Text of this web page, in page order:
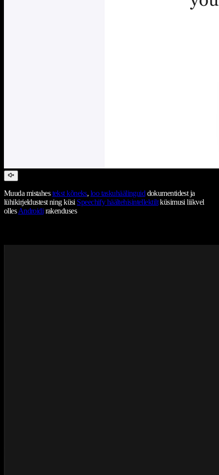
Muuda mistahestekst kõneks, loo taskuhäälinguiddokumentidest ja
lühikirjeldustest ning küsi Speechify häältehisintellektiltküsimusi liikvel
ollesAndroidirakenduses